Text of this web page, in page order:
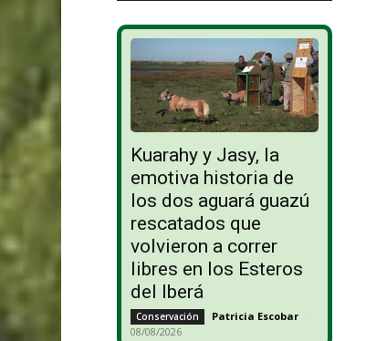
Kuarahy y Jasy, la
emotiva historia de
los dos aguará guazú
rescatados que
volvieron a correr
libres en los Esteros
del Iberá
Conservación Patricia Escobar -
08/08/2026